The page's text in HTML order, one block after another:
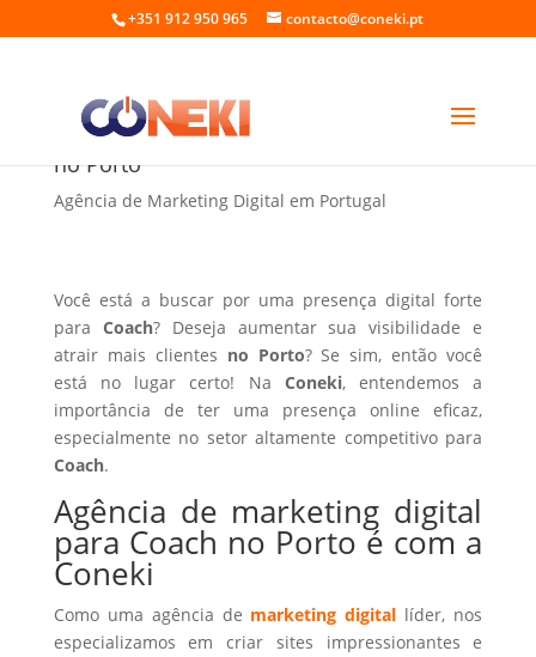
+351 912 950 965 contacto@coneki.pt
Agência de marketing digital para Coach
no Porto
Agência de Marketing Digital em Portugal
Você está a buscar por uma presença digital forte
para Coach? Deseja aumentar sua visibilidade e
atrair mais clientes no Porto? Se sim, então você
está no lugar certo! Na Coneki, entendemos a
importância de ter uma presença online eficaz,
especialmente no setor altamente competitivo para
Coach.
Agência de marketing digital
para Coach no Porto é com a
Coneki
Como uma agência de marketing digital líder, nos
especializamos em criar sites impressionantes e